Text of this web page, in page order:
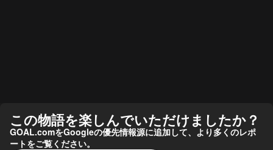
この物語を楽しんでいただけましたか？
GOAL.comをGoogleの優先情報源に追加して、より多くのレポ
ートをご覧ください。